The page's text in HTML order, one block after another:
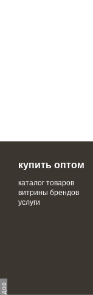
купить оптом
каталог товаров
витрины брендов
услуги